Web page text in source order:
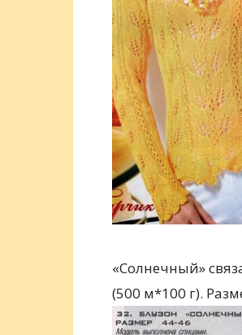
«Солнечный»
(500 м*100 г).